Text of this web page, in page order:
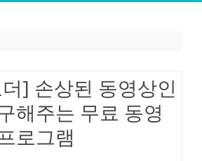
] 손상된 동영상인
해주는 무료 동영
로그램